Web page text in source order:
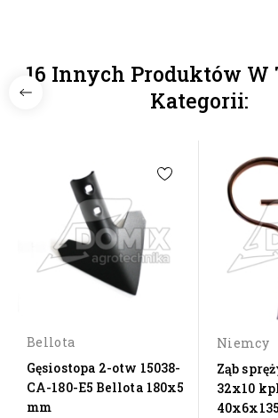
16 Innych Produktów W
Kategorii:
Bellota
Gęsiostopa 2-otw 15038-
CA-180-E5 Bellota 180x5
mm
Niemcy
Ząb
32x10
40x6x135